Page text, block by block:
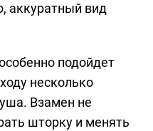
аккуратный вид
подойдет
несколько
Взамен не
шторку и менять